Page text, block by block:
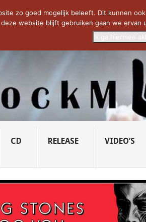
SOCIETY... PRIDE OF LIONS – U...
CD RELEASE VIDEO’S
zo goed mogelijk beleeft. Dit kunnen
deze website blijft gebruiken gaan we ervan
Ik ga hiermee